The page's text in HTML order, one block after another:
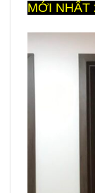
MỚI NHẤT